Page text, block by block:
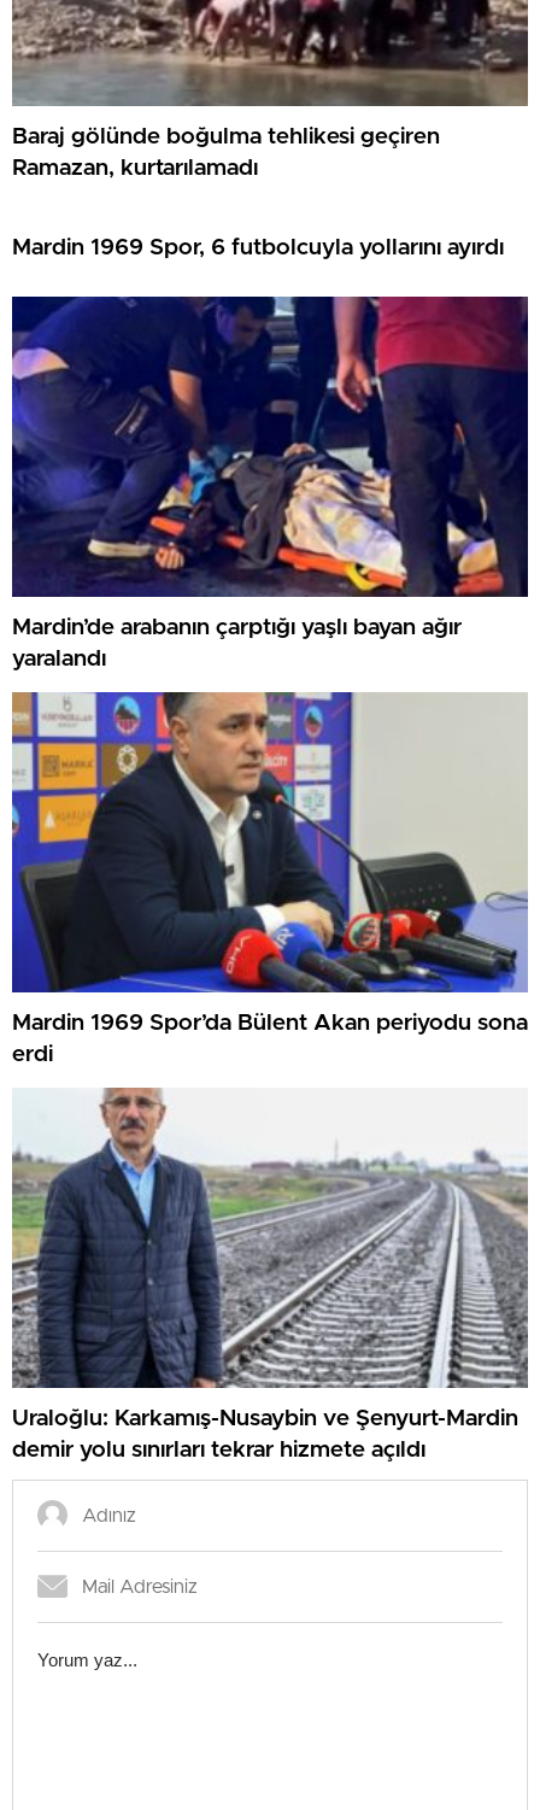
Baraj gölünde boğulma tehlikesi geçiren
Ramazan, kurtarılamadı
Mardin 1969 Spor, 6 futbolcuyla yollarını ayırdı
Mardin’de arabanın çarptığı yaşlı bayan ağır
yaralandı
Mardin 1969 Spor’da Bülent Akan periyodu sona
erdi
Uraloğlu: Karkamış-Nusaybin ve Şenyurt-Mardin
demir yolu sınırları tekrar hizmete açıldı